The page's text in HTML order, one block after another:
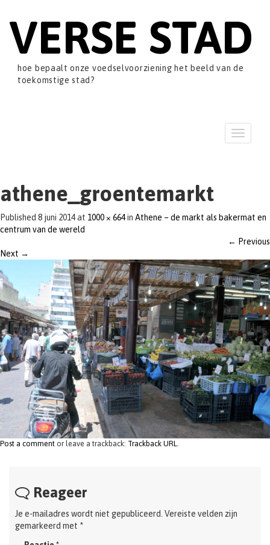
VERSE STAD
hoe bepaalt onze voedselvoorziening het beeld van de
toekomstige stad?
T
o
a
i
a
t
i
o
n
athene_groentemarkt
Published 8 juni 2014at 1000 × 664in Athene – de markt als bakermat en
centrum van de wereld
← Previous
Next →
Post a comment or leave a trackback: Trackback URL.
Reageer
Je e-mailadres wordt niet gepubliceerd. Vereiste velden zijn
gemarkeerd met *